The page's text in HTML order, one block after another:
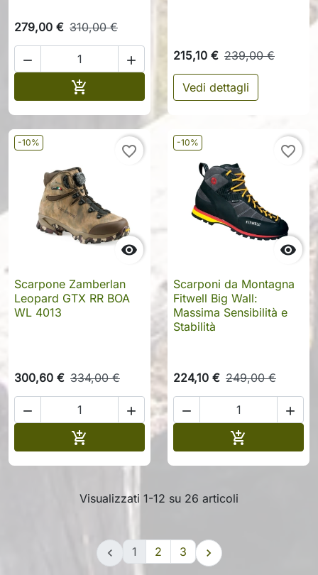
279,00 € 310,00 €
 
 Aggiungi al carrello
215,10 € 239,00 €
Vedi dettagli
-10%

favorite_border
Scarpone Zamberlan
Leopard GTX RR BOA
WL 4013
300,60 € 334,00 €
 
 Aggiungi al carrello
-10%

favorite_border
Scarponi da Montagna
Fitwell Big Wall:
Massima Sensibilità e
Stabilità
224,10 € 249,00 €
 

Visualizzati 1-12 su 26 articoli
 1 2 3 